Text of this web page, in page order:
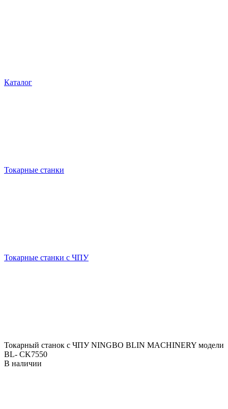
Каталог
Токарные станки
Токарные станки с ЧПУ
Токарный станок с ЧПУ NINGBO BLIN MACHINERY модели
BL- CK7550
В наличии